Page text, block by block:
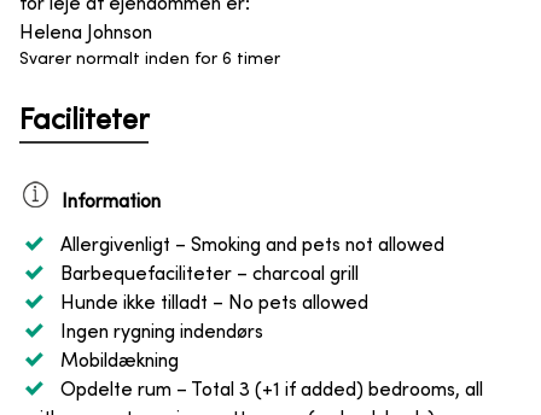
for leje af ejendommen er:
Helena Johnson
Svarer normalt inden for 6 timer
Faciliteter
Information
Allergivenligt – Smoking and pets not allowed
Barbequefaciliteter – charcoal grill
Hunde ikke tilladt – No pets allowed
Ingen rygning indendørs
Mobildækning
Opdelte rum – Total 3 (+1 if added) bedrooms, all